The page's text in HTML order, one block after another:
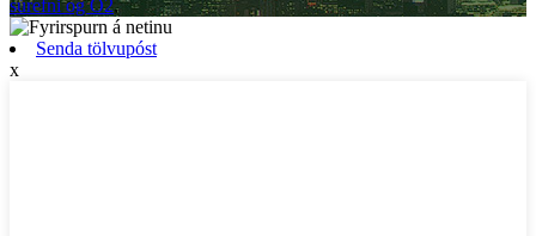
súrefni og O2,
Senda tölvupóst
x